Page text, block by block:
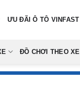
ƯU ĐÃI Ô TÔ VINFAST
ĐỒ CHƠI THEO XE